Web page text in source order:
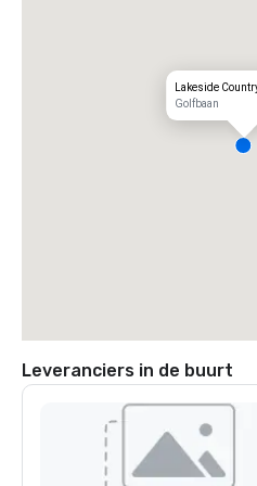
Lakeside
Golfbaan
Leveranciers in de buurt